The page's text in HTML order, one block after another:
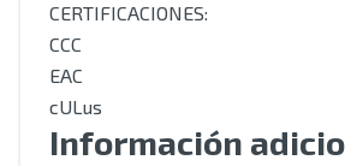
CERTIFICACIONES:
CCC
EAC
cULus
Información